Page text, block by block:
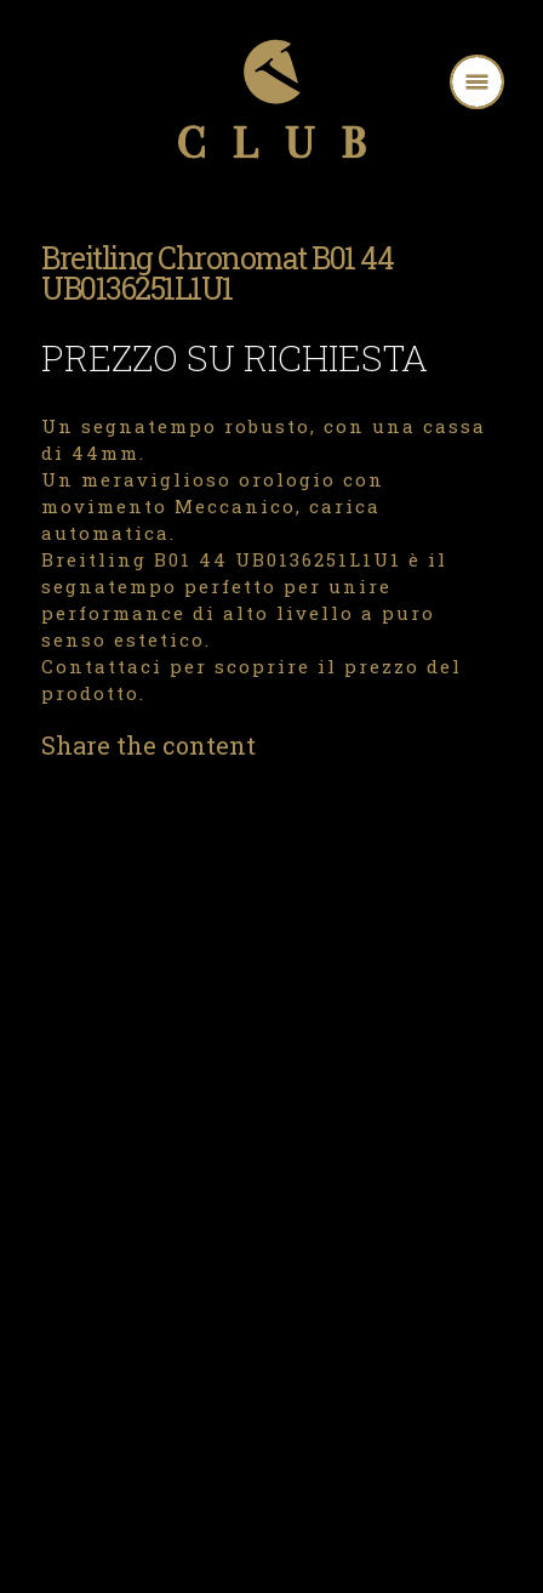
Breitling Chronomat B01 44
UB0136251L1U1
PREZZO SU RICHIESTA
Un segnatempo robusto, con una cassa
di 44mm.
Un meraviglioso orologio con
movimento Meccanico, carica
automatica.
Breitling B01 44 UB0136251L1U1 è il
segnatempo perfetto per unire
performance di alto livello a puro
senso estetico.
Contattaci per scoprire il prezzo del
prodotto.
Share the content